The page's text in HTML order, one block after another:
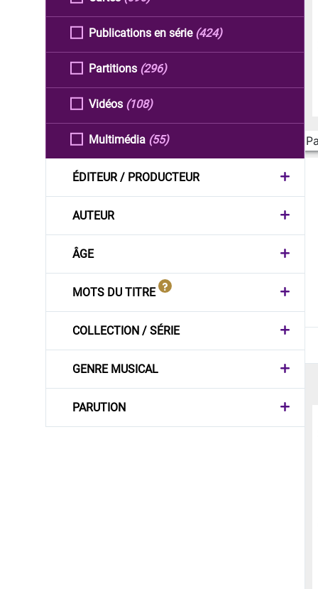
Publications en série (424)
Partitions (296)
Vidéos (108)
Multimédia (55)
ÉDITEUR / PRODUCTEUR
AUTEUR
ÂGE
MOTS DU TITRE
COLLECTION / SÉRIE
GENRE MUSICAL
PARUTION